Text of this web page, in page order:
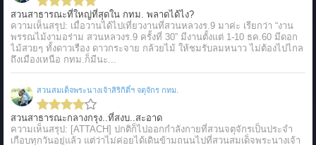
สวนสาธารณะที่ใหญ่ที่สุดใน กทม. พลาดได้ไง?
ความเห็นสรุป: เมื่อวานได้ไปเที่ยวงานที่สวนหลวงร.9 มาค่ะ เรียกว่า “งาน
พรรณไม้งามอร่าม สวนหลวงร.9 ครั้งที่ 30” มีงานตั้งแต่ 1-10 ธค.60 มีดอก
ไม้สวยๆ ทั้งดาวเรือง ดาวกระจาย กล้วยไม้ ให้ชมรับลมหนาว ไม่ต้องไปไกล
ถึงเมืองเหนือ กทม.ก็มีนะ...
สวนสมเด็จพระนางเจ้าสิริกิติ์ฯ จตุจักร กทม.
สวนสาธารณะกลางกรุง..ที่สงบ..สะอาด
ความเห็นสรุป: [ATTACH] ปกติก็ไปออกกำลังกายที่สวนจตุจักรเป็นประจำ
เกือบทุกวันอยู่แล้ว แต่ว่าไม่ค่อยได้เดินข้ามถนนไปที่สวนสมเด็จพระนางเจ้า